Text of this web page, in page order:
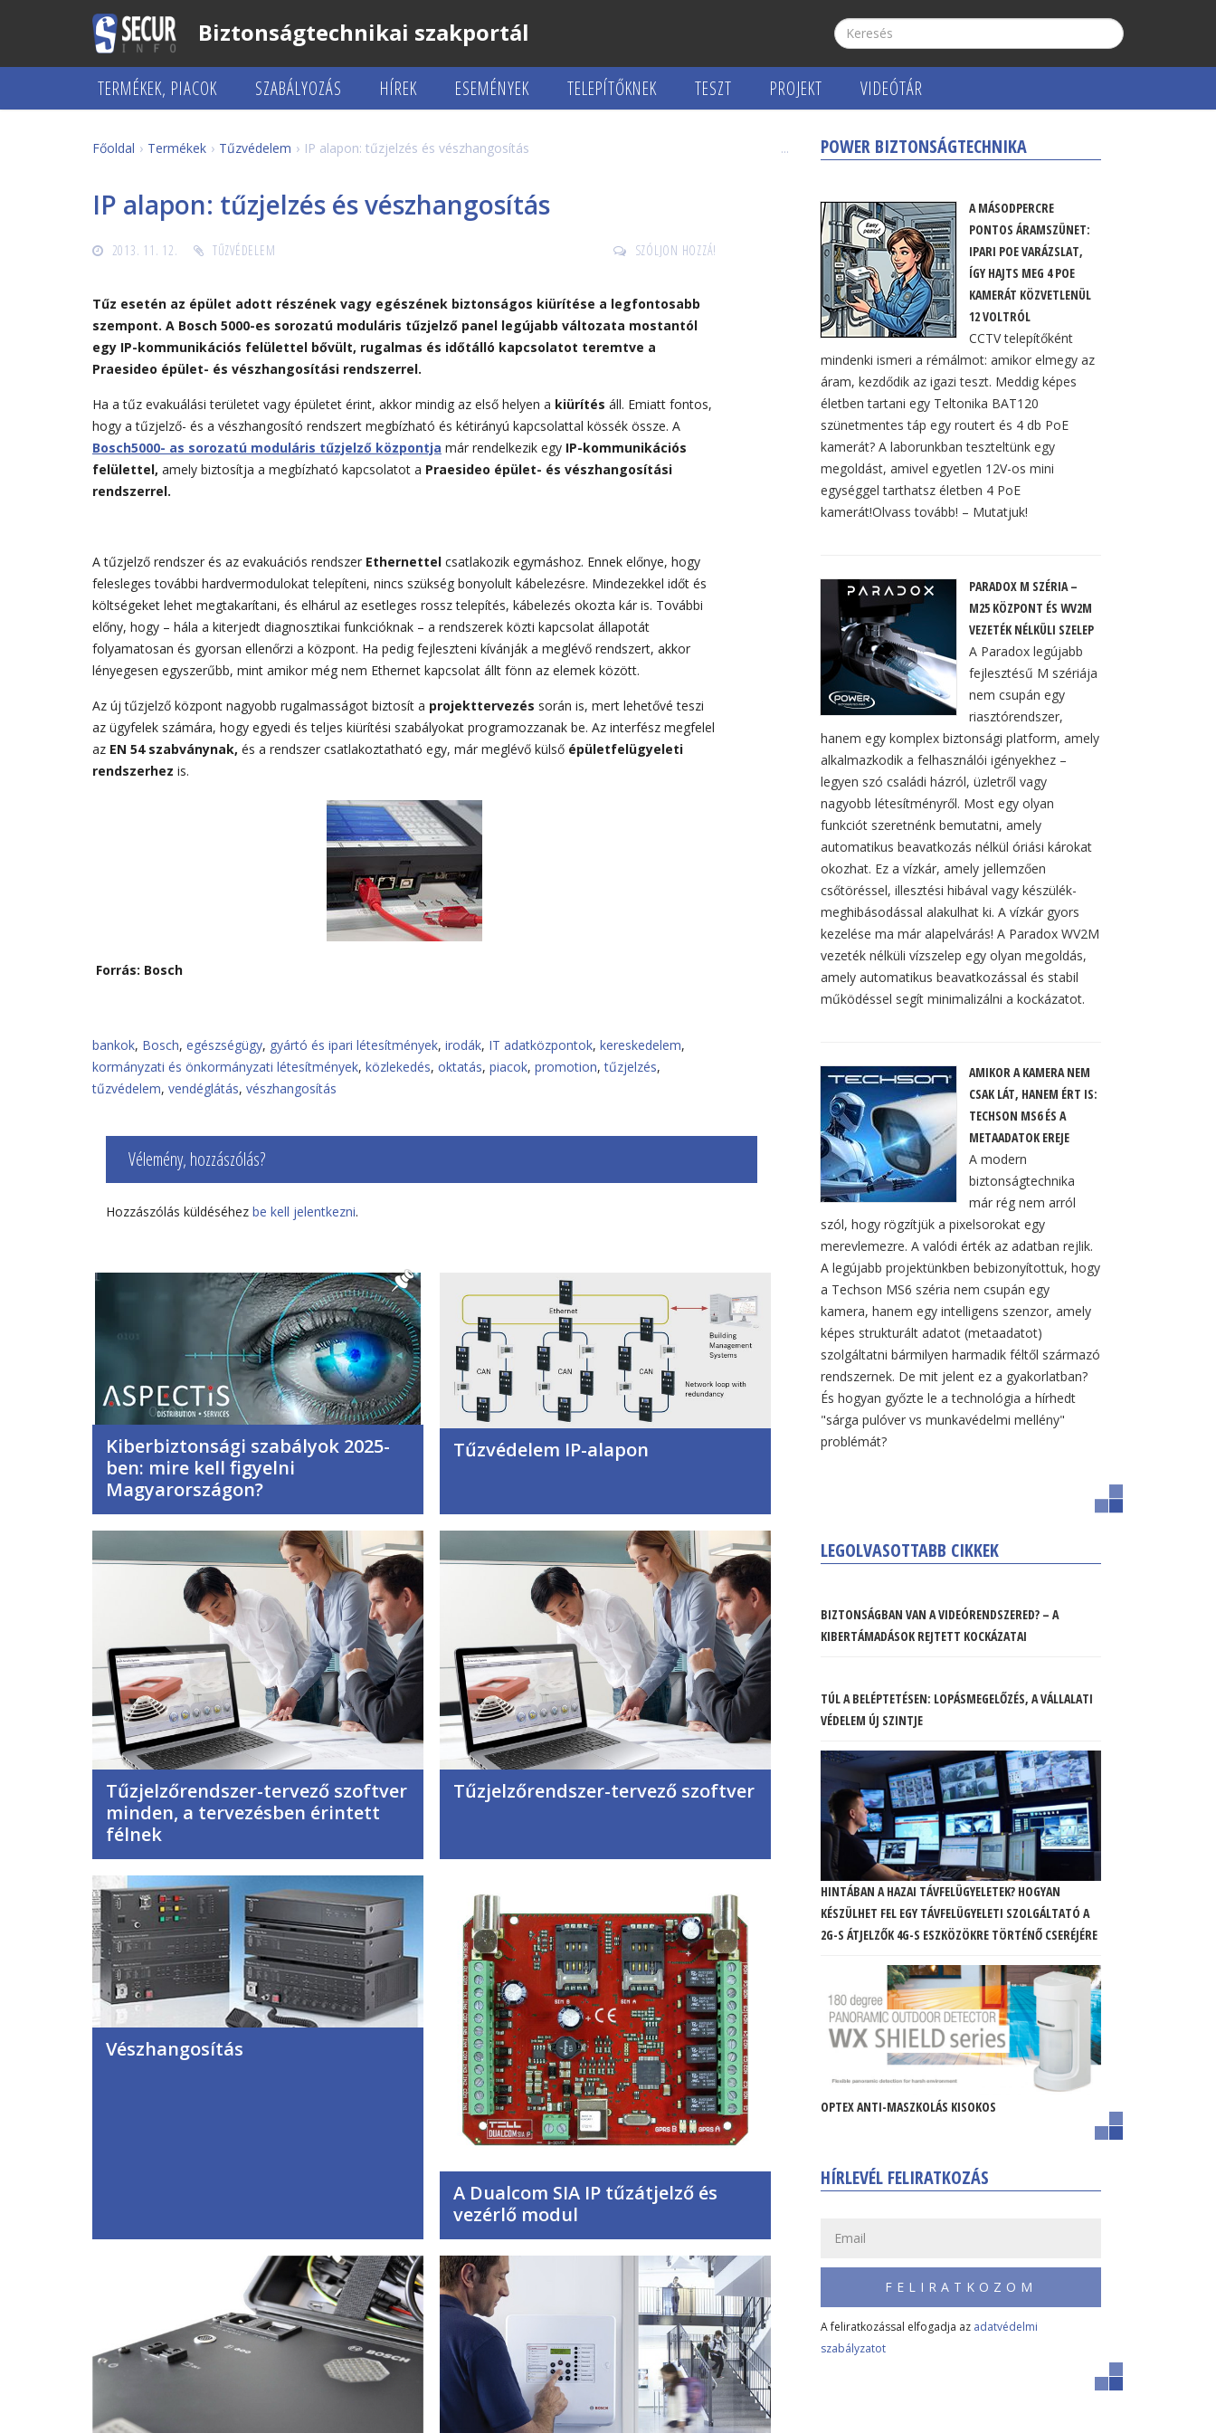
Biztonságtechnikai szakportál
TERMÉKEK, PIACOK SZABÁLYOZÁS HÍREK ESEMÉNYEK TELEPÍTŐKNEK TESZT PROJEKT VIDEÓTÁR
Főoldal Termékek Tűzvédelem IP alapon: tűzjelzés és vészhangosítás
IP alapon: tűzjelzés és vészhangosítás
2013. 11. 12. TŰZVÉDELEM SZÓLJON HOZZÁ!
Tűz esetén az épület adott részének vagy egészének biztonságos kiürítése a legfontosabb
szempont. A Bosch 5000-es sorozatú moduláris tűzjelző panel legújabb változata mostantól
egy IP-kommunikációs felülettel bővült, rugalmas és időtálló kapcsolatot teremtve a
Praesideo épület- és vészhangosítási rendszerrel.
Ha a tűz evakuálási területet vagy épületet érint, akkor mindig az első helyen a kiürítés áll. Emiatt fontos,
hogy a tűzjelző- és a vészhangosító rendszert megbízható és kétirányú kapcsolattal kössék össze. A
Bosch5000- as sorozatú moduláris tűzjelző központja már rendelkezik egy IP-kommunikációs
felülettel, amely biztosítja a megbízható kapcsolatot a Praesideo épület- és vészhangosítási
rendszerrel.
A tűzjelző rendszer és az evakuációs rendszer Ethernettel csatlakozik egymáshoz. Ennek előnye, hogy
felesleges további hardvermodulokat telepíteni, nincs szükség bonyolult kábelezésre. Mindezekkel időt és
költségeket lehet megtakarítani, és elhárul az esetleges rossz telepítés, kábelezés okozta kár is. További
előny, hogy – hála a kiterjedt diagnosztikai funkcióknak – a rendszerek közti kapcsolat állapotát
folyamatosan és gyorsan ellenőrzi a központ. Ha pedig fejleszteni kívánják a meglévő rendszert, akkor
lényegesen egyszerűbb, mint amikor még nem Ethernet kapcsolat állt fönn az elemek között.
Az új tűzjelző központ nagyobb rugalmasságot biztosít a projekttervezés során is, mert lehetővé teszi
az ügyfelek számára, hogy egyedi és teljes kiürítési szabályokat programozzanak be. Az interfész megfelel
az EN 54 szabványnak, és a rendszer csatlakoztatható egy, már meglévő külső épületfelügyeleti
rendszerhez is.
Forrás: Bosch
bankok, Bosch, egészségügy, gyártó és ipari létesítmények, irodák, IT adatközpontok, kereskedelem,
kormányzati és önkormányzati létesítmények, közlekedés, oktatás, piacok, promotion,tűzjelzés,
tűzvédelem, vendéglátás, vészhangosítás
Vélemény, hozzászólás?
Hozzászólás küldéséhez be kell jelentkezni.
Kiberbiztonsági szabályok 2025-
ben: mire kell figyelni
Magyarországon?
Tűzvédelem IP-alapon
Tűzjelzőrendszer-tervező szoftver
minden, a tervezésben érintett
félnek
Tűzjelzőrendszer-tervező szoftver
Vészhangosítás
A Dualcom SIA IP tűzátjelző és
vezérlő modul
POWER BIZTONSÁGTECHNIKA
A MÁSODPERCRE
PONTOS ÁRAMSZÜNET:
IPARI POE VARÁZSLAT,
ÍGY HAJTS MEG 4 POE
KAMERÁT KÖZVETLENÜL
12 VOLTRÓL
CCTV telepítőként
mindenki ismeri a rémálmot: amikor elmegy az
áram, kezdődik az igazi teszt. Meddig képes
életben tartani egy Teltonika BAT120
szünetmentes táp egy routert és 4 db PoE
kamerát? A laborunkban teszteltünk egy
megoldást, amivel egyetlen 12V-os mini
egységgel tarthatsz életben 4 PoE
kamerát!Olvass tovább! – Mutatjuk!
PARADOX M SZÉRIA –
M25 KÖZPONT ÉS WV2M
VEZETÉK NÉLKÜLI SZELEP
A Paradox legújabb
fejlesztésű M szériája
nem csupán egy
riasztórendszer,
hanem egy komplex biztonsági platform, amely
alkalmazkodik a felhasználói igényekhez –
legyen szó családi házról, üzletről vagy
nagyobb létesítményről. Most egy olyan
funkciót szeretnénk bemutatni, amely
automatikus beavatkozás nélkül óriási károkat
okozhat. Ez a vízkár, amely jellemzően
csőtöréssel, illesztési hibával vagy készülék-
meghibásodással alakulhat ki. A vízkár gyors
kezelése ma már alapelvárás! A Paradox WV2M
vezeték nélküli vízszelep egy olyan megoldás,
amely automatikus beavatkozással és stabil
működéssel segít minimalizálni a kockázatot.
AMIKOR A KAMERA NEM
CSAK LÁT, HANEM ÉRT IS:
TECHSON MS6 ÉS A
METAADATOK EREJE
A modern
biztonságtechnika
már rég nem arról
szól, hogy rögzítjük a pixelsorokat egy
merevlemezre. A valódi érték az adatban rejlik.
A legújabb projektünkben bebizonyítottuk, hogy
a Techson MS6 széria nem csupán egy
kamera, hanem egy intelligens szenzor, amely
képes strukturált adatot (metaadatot)
szolgáltatni bármilyen harmadik féltől származó
rendszernek. De mit jelent ez a gyakorlatban?
És hogyan győzte le a technológia a hírhedt
"sárga pulóver vs munkavédelmi mellény"
problémát?
LEGOLVASOTTABB CIKKEK
BIZTONSÁGBAN VAN A VIDEÓRENDSZERED? – A
KIBERTÁMADÁSOK REJTETT KOCKÁZATAI
TÚL A BELÉPTETÉSEN: LOPÁSMEGELŐZÉS, A VÁLLALATI
VÉDELEM ÚJ SZINTJE
HINTÁBAN A HAZAI TÁVFELÜGYELETEK? HOGYAN
KÉSZÜLHET FEL EGY TÁVFELÜGYELETI SZOLGÁLTATÓ A
2G-S ÁTJELZŐK 4G-S ESZKÖZÖKRE TÖRTÉNŐ CSERÉJÉRE
OPTEX ANTI-MASZKOLÁS KISOKOS
HÍRLEVÉL FELIRATKOZÁS
FELIRATKOZOM
A feliratkozással elfogadja az adatvédelmi
szabályzatot